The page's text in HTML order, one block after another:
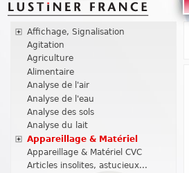
Affichage, Signalisation
Agitation
Agriculture
Alimentaire
Analyse de l'air
Analyse de l'eau
Analyse des sols
Analyse du lait
Appareillage & Matériel
Appareillage & Matériel CVC
Articles insolites, astucieux...